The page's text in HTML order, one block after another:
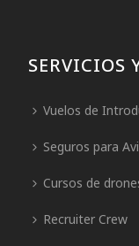
SERVICIOS
Vuelos de
Seguros para
Cursos de
Recruiter Crew